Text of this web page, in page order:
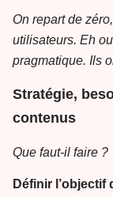
On repart de
utilisateurs. Eh
pragmatique. Ils
Stratégie,
contenus
Que faut-il faire ?
Définir l’objectif